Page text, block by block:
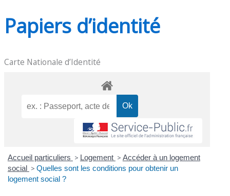
Papiers d’identité
Carte Nationale d’Identité
Accueil particuliers > Logement > Accéder à un logement
social > Quelles sont les conditions pour obtenir un
logement social ?